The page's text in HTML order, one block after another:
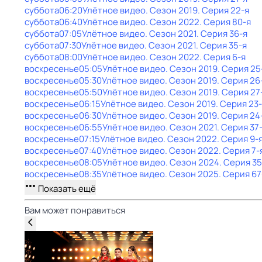
суббота06:20Улётное видео. Сезон 2019. Серия 22-я
суббота06:40Улётное видео. Сезон 2022. Серия 80-я
суббота07:05Улётное видео. Сезон 2021. Серия 36-я
суббота07:30Улётное видео. Сезон 2021. Серия 35-я
суббота08:00Улётное видео. Сезон 2022. Серия 6-я
воскресенье05:05Улётное видео. Сезон 2019. Серия
воскресенье05:30Улётное видео. Сезон 2019. Серия
воскресенье05:50Улётное видео. Сезон 2019. Серия
воскресенье06:15Улётное видео. Сезон 2019. Серия
воскресенье06:30Улётное видео. Сезон 2019. Серия
воскресенье06:55Улётное видео. Сезон 2021. Серия
воскресенье07:15Улётное видео. Сезон 2022. Серия 9-
воскресенье07:40Улётное видео. Сезон 2022. Серия 7-
воскресенье08:05Улётное видео. Сезон 2024. Серия
воскресенье08:35Улётное видео. Сезон 2025. Серия
Показать ещё
Вам может понравиться